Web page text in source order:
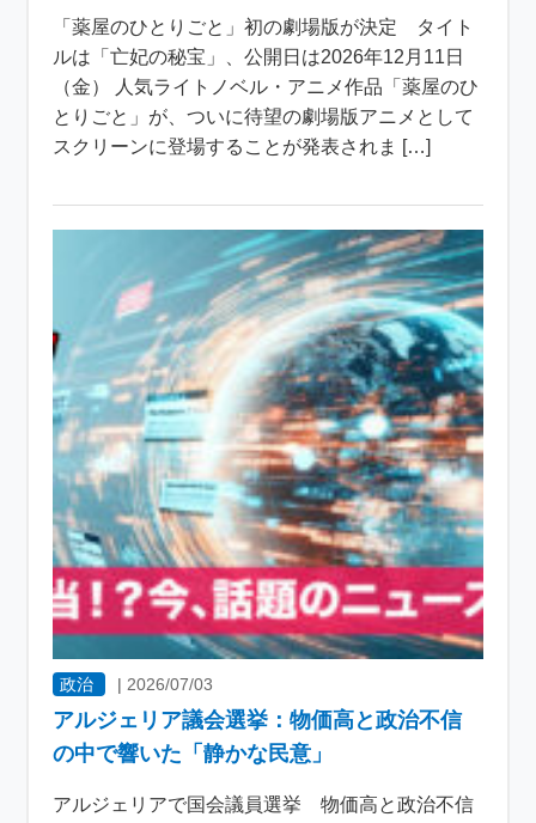
「薬屋のひとりごと」初の劇場版が決定 タイト
ルは「亡妃の秘宝」、公開日は2026年12月11日
（金） 人気ライトノベル・アニメ作品「薬屋のひ
とりごと」が、ついに待望の劇場版アニメとして
スクリーンに登場することが発表されま […]
政治 | 2026/07/03
アルジェリア議会選挙：物価高と政治不信
の中で響いた「静かな民意」
アルジェリアで国会議員選挙 物価高と政治不信